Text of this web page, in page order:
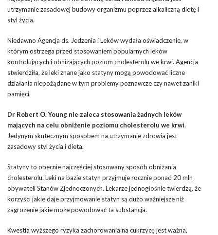
utrzymanie zasadowej budowy organizmu poprzez alkaliczną dietę i
styl życia.
Niedawno Agencja ds. Jedzenia i Leków wydała oświadczenie, w
którym ostrzega przed stosowaniem popularnych leków
kontrolujących i obniżających poziom cholesterolu we krwi. Agencja
stwierdziła, że leki znane jako statyny mogą powodować liczne
działania niepożądane w tym problemy poznawcze czy nawet zaniki
pamięci.
Dr Robert O. Young nie zaleca stosowania żadnych leków
mających na celu obniżenie poziomu cholesterolu we krwi.
Jedynym skutecznym sposobem na utrzymanie zdrowia jest
zasadowy styl życia i dieta.
Statyny to obecnie najczęściej stosowany sposób obniżania
cholesterolu. Leki na bazie statyn przyjmuje rocznie ponad 20 mln
obywateli Stanów Zjednoczonych. Lekarze jednogłośnie twierdzą, że
korzyści jakie daje przyjmowanie statyn są dużo ważniejsze niż
zagrożenie jakie może powodować ta substancja.
Kwestia wyższego ryzyka zachorowania na cukrzycę jest ważna,